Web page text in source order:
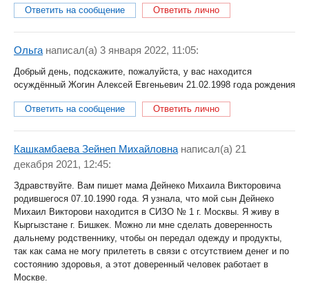
Ответить на сообщение Ответить лично
Ольга написал(a) 3 января 2022, 11:05:
Добрый день, подскажите, пожалуйста, у вас находится
осуждённый Жогин Алексей Евгеньевич 21.02.1998 года рождения
Ответить на сообщение Ответить лично
Кашкамбаева Зейнеп Михайловна написал(a) 21
декабря 2021, 12:45:
Здравствуйте. Вам пишет мама Дейнеко Михаила Викторовича
родившегося 07.10.1990 года. Я узнала, что мой сын Дейнеко
Михаил Викторови находится в СИЗО № 1 г. Москвы. Я живу в
Кыргызстане г. Бишкек. Можно ли мне сделать доверенность
дальнему родственнику, чтобы он передал одежду и продукты,
так как сама не могу прилететь в связи с отсутствием денег и по
состоянию здоровья, а этот доверенный человек работает в
Москве.